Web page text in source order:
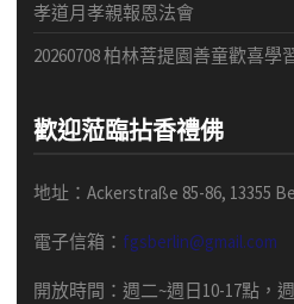
孝道月孝親報恩法會
20260708 柏林菩提園善童歡喜學
歡迎蒞臨拈香禮佛
地址：Ackerstraße 85-86, 13355
電子信箱： fgsberlin@gmail.com
開放時間 ： 週二~週日 10-17點，